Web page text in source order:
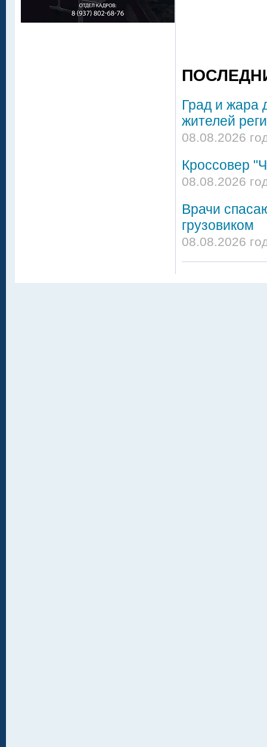
Град и жара
жителей
08.08.2026
Кроссовер
08.08.2026
Врачи
грузовиком
08.08.2026